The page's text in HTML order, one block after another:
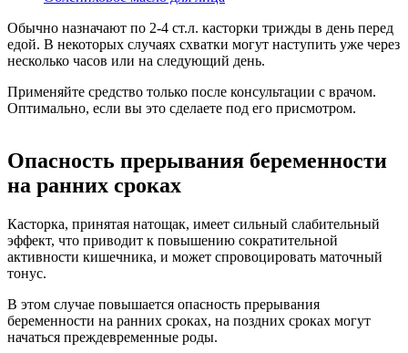
Обычно назначают по 2-4 ст.л. касторки трижды в день перед
едой. В некоторых случаях схватки могут наступить уже через
несколько часов или на следующий день.
Применяйте средство только после консультации с врачом.
Оптимально, если вы это сделаете под его присмотром.
Опасность прерывания беременности
на ранних сроках
Касторка, принятая натощак, имеет сильный слабительный
эффект, что приводит к повышению сократительной
активности кишечника, и может спровоцировать маточный
тонус.
В этом случае повышается опасность прерывания
беременности на ранних сроках, на поздних сроках могут
начаться преждевременные роды.